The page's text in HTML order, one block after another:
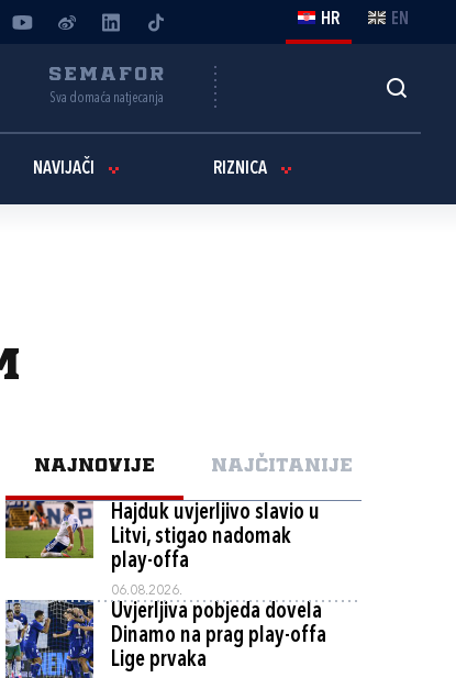
HR EN
SEMAFOR
Sva domaća natjecanja
NAVIJAČI RIZNICA
NAJNOVIJE NAJČITANIJE
Hajduk uvjerljivo slavio u
Litvi, stigao nadomak
play-offa
06.08.2026.
Uvjerljiva pobjeda dovela
Dinamo na prag play-offa
Lige prvaka